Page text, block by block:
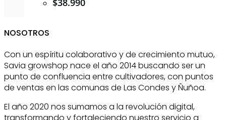
NOSOTROS
Con un espíritu colaborativo y de crecimiento mutuo,
Savia growshop nace el año 2014 buscando ser un
punto de confluencia entre cultivadores, con puntos
de ventas en las comunas de Las Condes y Ñuñoa.
El año 2020 nos sumamos a la revolución digital,